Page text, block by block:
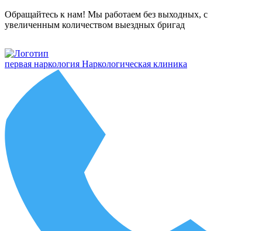
Обращайтесь к нам! Мы работаем без выходных, с
увеличенным количеством выездных бригад
первая наркология Наркологическая клиника